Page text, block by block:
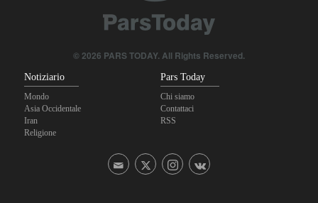
© 2026 PARS TODAY. All Rights Reserved.
Notiziario
Mondo
Asia Occidentale
Iran
Religione
Pars Today
Chi siamo
Contattaci
RSS